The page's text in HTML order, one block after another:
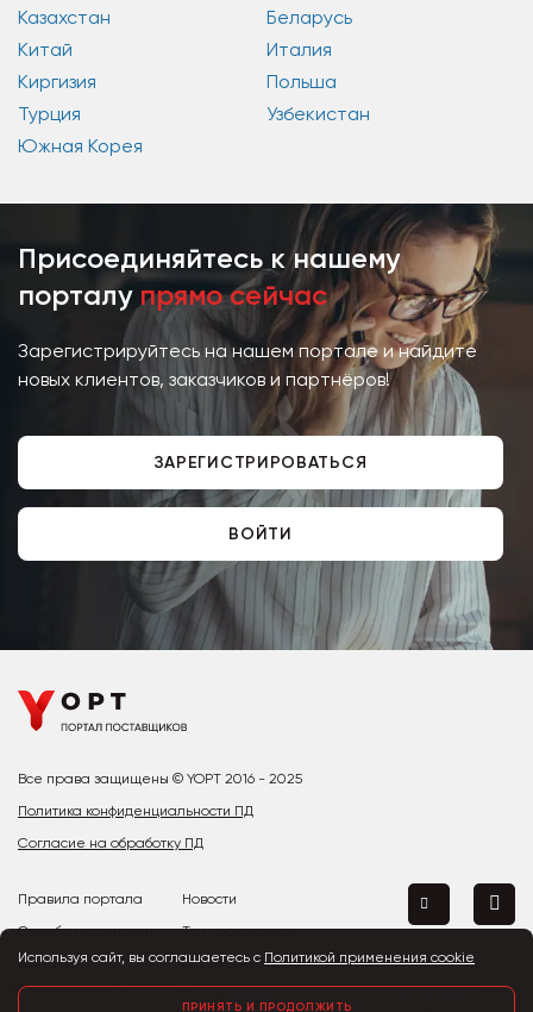
Казахстан
Беларусь
Китай
Италия
Киргизия
Польша
Турция
Узбекистан
Южная Корея
Присоединяйтесь к нашему
порталу прямо сейчас
Зарегистрируйтесь на нашем портале и найдите
новых клиентов, заказчиков и партнёров!
ЗАРЕГИСТРИРОВАТЬСЯ
ВОЙТИ
Все права защищены © YOPT 2016 - 2025
Политика конфиденциальности ПД
Согласие на обработку ПД
Правила портала
Служба поддержки
Контакты
Новости
Топ поставщиков
Страны и города
Используя сайт, вы соглашаетесь с Политикой применения cookie
ПРИНЯТЬ И ПРОДОЛЖИТЬ